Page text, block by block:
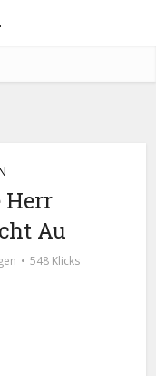
Herr
Au
548 Klicks